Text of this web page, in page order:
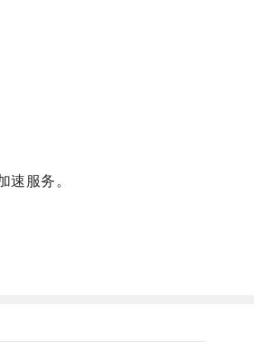
服务。